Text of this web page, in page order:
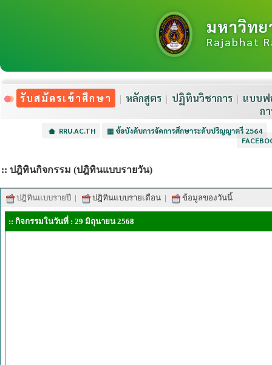
มหาวิท
Rajabhat
รับสมัครเข้าศึกษา หลักสูตร ปฏิทินวิชาการ
แบบฟ
ก
RRU.AC.TH ▦ ข้อบังคับการจัดการศึกษาระดับปริญญาตรี 2564
:: ปฎิทินกิจกรรม (ปฎิทินแบบรายวัน)
ปฎิทินแบบรายปี | ปฎิทินแบบรายเดือน | ข้อมูลของวันนี้
:: กิจกรรมในวันที่ : 29 มิถุนายน 2568